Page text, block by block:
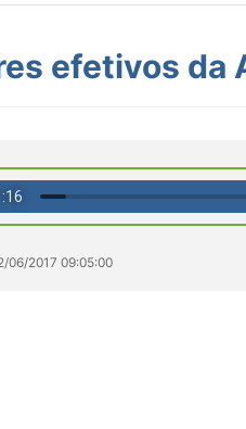
efetivos da
06/2017 09:05:00